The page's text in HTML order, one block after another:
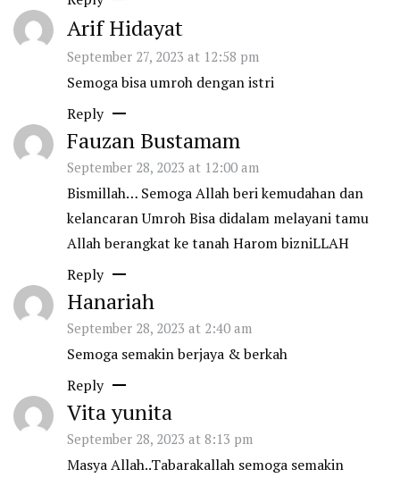
Arif Hidayat
September 27, 2023 at 12:58 pm
Semoga bisa umroh dengan istri
Reply
Fauzan Bustamam
September 28, 2023 at 12:00 am
Bismillah… Semoga Allah beri kemudahan dan
kelancaran Umroh Bisa didalam melayani tamu
Allah berangkat ke tanah Harom bizniLLAH
Reply
Hanariah
September 28, 2023 at 2:40 am
Semoga semakin berjaya & berkah
Reply
Vita yunita
September 28, 2023 at 8:13 pm
Masya Allah..Tabarakallah semoga semakin